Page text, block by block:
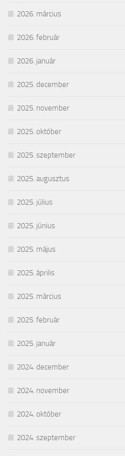
2026. március
2026. február
2026. január
2025. december
2025. november
2025. október
2025. szeptember
2025. augusztus
2025. július
2025. június
2025. május
2025. április
2025. március
2025. február
2025. január
2024. december
2024. november
2024. október
2024. szeptember